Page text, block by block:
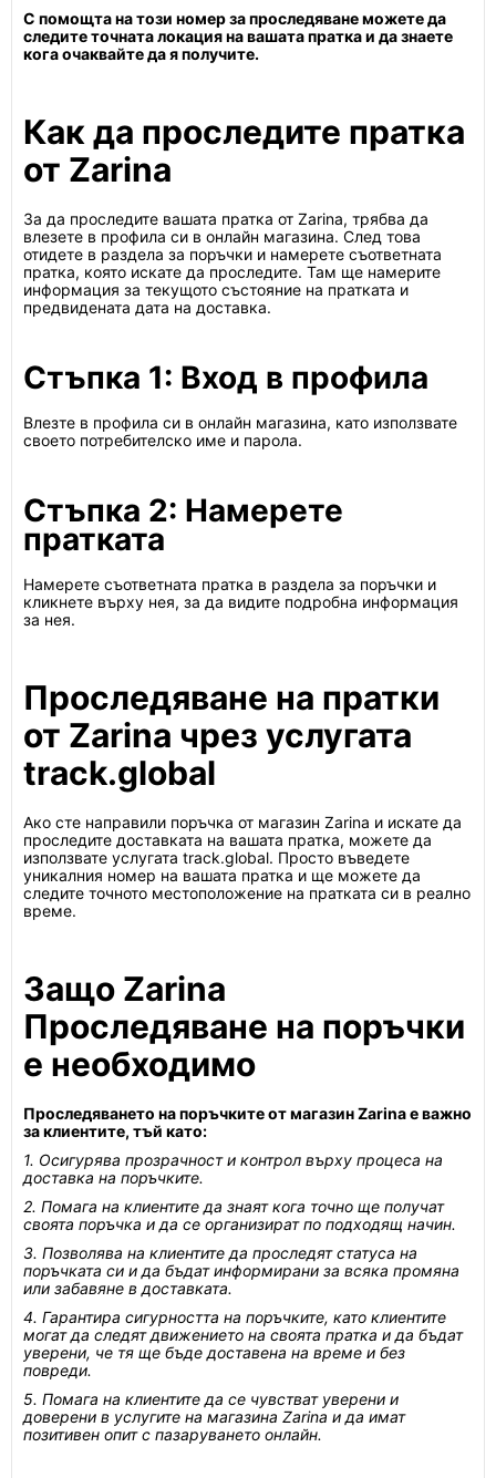
С помощта на този номер за проследяване можете да
следите точната локация на вашата пратка и да знаете
кога очаквайте да я получите.
Как да проследите пратка
от Zarina
За да проследите вашата пратка от Zarina, трябва да
влезете в профила си в онлайн магазина. След това
отидете в раздела за поръчки и намерете съответната
пратка, която искате да проследите. Там ще намерите
информация за текущото състояние на пратката и
предвидената дата на доставка.
Стъпка 1: Вход в профила
Влезте в профила си в онлайн магазина, като използвате
своето потребителско име и парола.
Стъпка 2: Намерете
пратката
Намерете съответната пратка в раздела за поръчки и
кликнете върху нея, за да видите подробна информация
за нея.
Проследяване на пратки
от Zarina чрез услугата
track.global
Ако сте направили поръчка от магазин Zarina и искате да
проследите доставката на вашата пратка, можете да
използвате услугата track.global. Просто въведете
уникалния номер на вашата пратка и ще можете да
следите точното местоположение на пратката си в реално
време.
Защо Zarina
Проследяване на поръчки
е необходимо
Проследяването на поръчките от магазин Zarina е важно
за клиентите, тъй като:
1. Осигурява прозрачност и контрол върху процеса на
доставка на поръчките.
2. Помага на клиентите да знаят кога точно ще получат
своята поръчка и да се организират по подходящ начин.
3. Позволява на клиентите да проследят статуса на
поръчката си и да бъдат информирани за всяка промяна
или забавяне в доставката.
4. Гарантира сигурността на поръчките, като клиентите
могат да следят движението на своята пратка и да бъдат
уверени, че тя ще бъде доставена на време и без
повреди.
5. Помага на клиентите да се чувстват уверени и
доверени в услугите на магазина Zarina и да имат
позитивен опит с пазаруването онлайн.